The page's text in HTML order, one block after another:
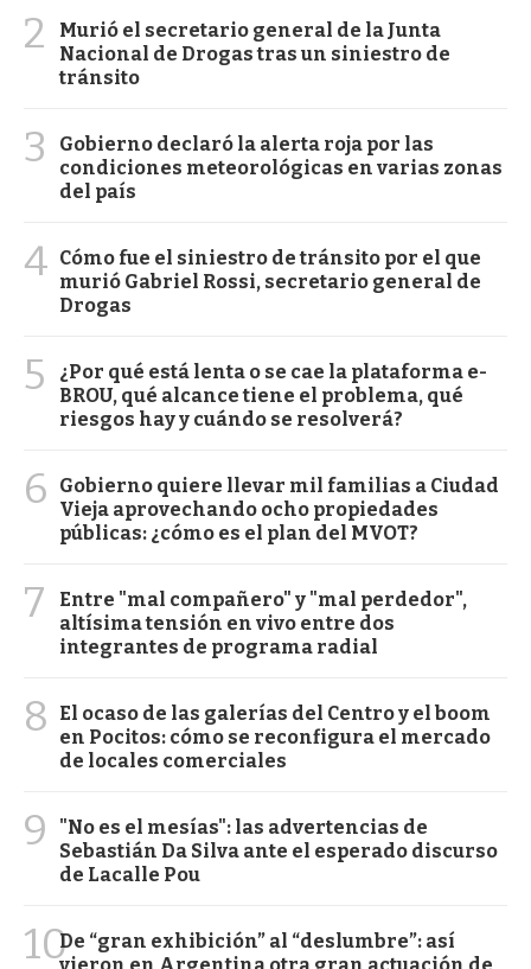
2
Murió el secretario general de la Junta
Nacional de Drogas tras un siniestro de
tránsito
3
Gobierno declaró la alerta roja por las
condiciones meteorológicas en varias zonas
del país
4 Cómo fue el siniestro de tránsito por el que
murió Gabriel Rossi, secretario general de
Drogas
5
¿Por qué está lenta o se cae la plataforma e-
BROU, qué alcance tiene el problema, qué
riesgos hay y cuándo se resolverá?
6
Gobierno quiere llevar mil familias a Ciudad
Vieja aprovechando ocho propiedades
públicas: ¿cómo es el plan del MVOT?
7
Entre "mal compañero" y "mal perdedor",
altísima tensión en vivo entre dos
integrantes de programa radial
8
El ocaso de las galerías del Centro y el boom
en Pocitos: cómo se reconfigura el mercado
de locales comerciales
9
"No es el mesías": las advertencias de
Sebastián Da Silva ante el esperado discurso
de Lacalle Pou
10De “gran exhibición” al “deslumbre”: así